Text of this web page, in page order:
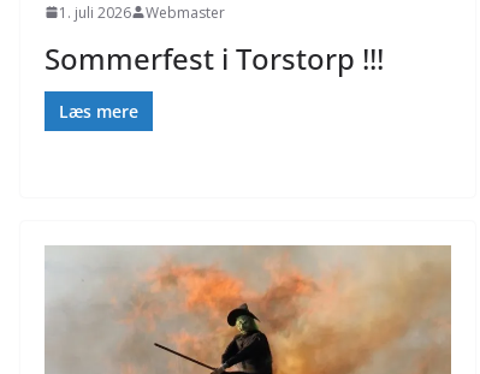
1. juli 2026 Webmaster
Sommerfest i Torstorp !!!
Læs mere